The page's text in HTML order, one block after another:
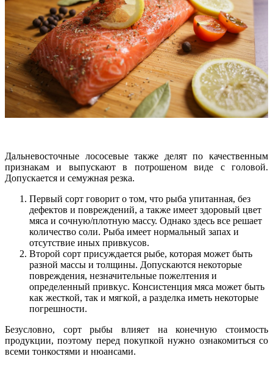
Дальневосточные лососевые также делят по качественным
признакам и выпускают в потрошеном виде с головой.
Допускается и семужная резка.
Первый сорт говорит о том, что рыба упитанная, без
дефектов и повреждений, а также имеет здоровый цвет
мяса и сочную/плотную массу. Однако здесь все решает
количество соли. Рыба имеет нормальный запах и
отсутствие иных привкусов.
Второй сорт присуждается рыбе, которая может быть
разной массы и толщины. Допускаются некоторые
повреждения, незначительные пожелтения и
определенный привкус. Консистенция мяса может быть
как жесткой, так и мягкой, а разделка иметь некоторые
погрешности.
Безусловно, сорт рыбы влияет на конечную стоимость
продукции, поэтому перед покупкой нужно ознакомиться со
всеми тонкостями и нюансами.